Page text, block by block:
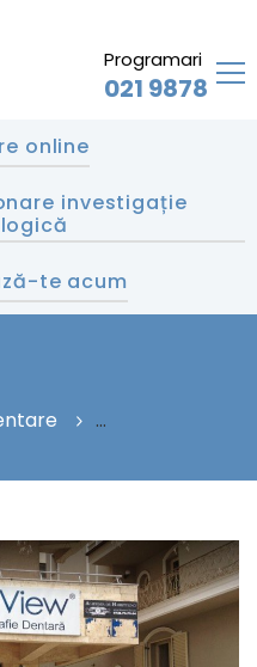
Programari
021 9878
online
investigație
te acum